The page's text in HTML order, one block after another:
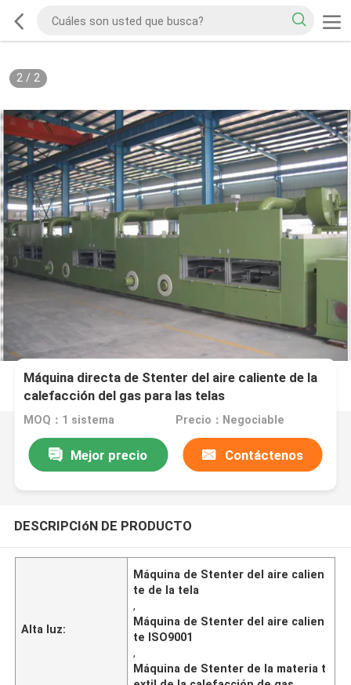
2/ 2
Máquina directa de Stenter del aire caliente de la
calefacción del gas para las telas
MOQ：1 sistema Precio：Negociable
Mejor precio Contáctenos
DESCRIPCIóN DE PRODUCTO
Alta luz:
Máquina de Stenter del aire calien
te de la tela
,
Máquina de Stenter del aire calien
te ISO9001
,
Máquina de Stenter de la materia t